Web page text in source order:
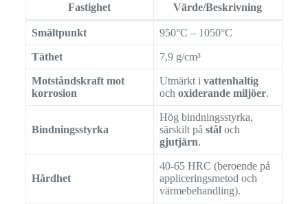
Fastighet Värde/Beskrivning
Smältpunkt 950°C – 1050°C
Täthet 7,9 g/cm³
Motståndskraft mot
korrosion
Utmärkt i vattenhaltig
och oxiderande miljöer.
Bindningsstyrka
Hög bindningsstyrka,
särskilt på ståloch
gjutjärn.
Hårdhet
40-65 HRC (beroende på
appliceringsmetod och
värmebehandling).